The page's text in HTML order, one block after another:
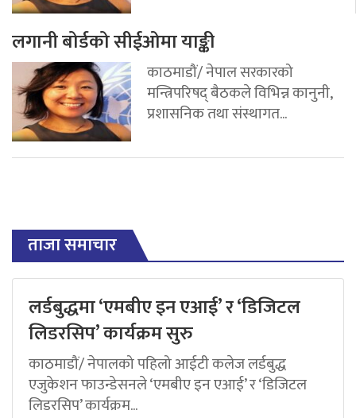
लगानी बोर्डको सीईओमा याङ्की
काठमाडौं/ नेपाल सरकारको
मन्त्रिपरिषद् बैठकले विभिन्न कानुनी,
प्रशासनिक तथा संस्थागत...
ताजा समाचार
लर्डबुद्धमा ‘एमबीए इन एआई’ र ‘डिजिटल
लिडरसिप’ कार्यक्रम सुरु
काठमाडौं/ नेपालको पहिलो आईटी कलेज लर्डबुद्ध
एजुकेशन फाउन्डेसनले ‘एमबीए इन एआई’ र ‘डिजिटल
लिडरसिप’ कार्यक्रम...